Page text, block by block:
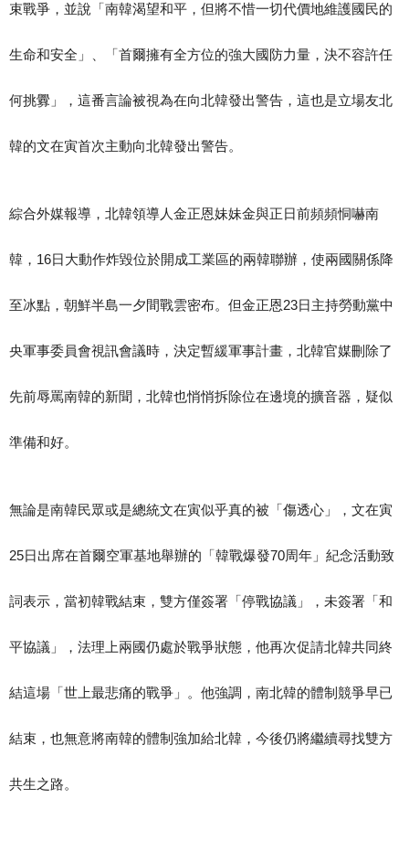
束戰爭，並說「南韓渴望和平，但將不惜一切代價地維護國民的
生命和安全」、「首爾擁有全方位的強大國防力量，決不容許任
何挑釁」，這番言論被視為在向北韓發出警告，這也是立場友北
韓的文在寅首次主動向北韓發出警告。
綜合外媒報導，北韓領導人金正恩妹妹金與正日前頻頻恫嚇南
韓，16日大動作炸毀位於開成工業區的兩韓聯辦，使兩國關係降
至冰點，朝鮮半島一夕間戰雲密布。但金正恩23日主持勞動黨中
央軍事委員會視訊會議時，決定暫緩軍事計畫，北韓官媒刪除了
先前辱罵南韓的新聞，北韓也悄悄拆除位在邊境的擴音器，疑似
準備和好。
無論是南韓民眾或是總統文在寅似乎真的被「傷透心」，文在寅
25日出席在首爾空軍基地舉辦的「韓戰爆發70周年」紀念活動致
詞表示，當初韓戰結束，雙方僅簽署「停戰協議」，未簽署「和
平協議」，法理上兩國仍處於戰爭狀態，他再次促請北韓共同終
結這場「世上最悲痛的戰爭」。他強調，南北韓的體制競爭早已
結束，也無意將南韓的體制強加給北韓，今後仍將繼續尋找雙方
共生之路。